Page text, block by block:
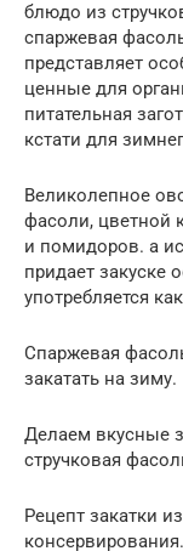
блюдо из
спаржевая
представляет
ценные для
питательная
кстати для
Великолепное
фасоли, цветной
и помидоров. а
придает закуске
употребляется
Спаржевая
закатать на зиму.
Делаем вкусные
стручковая
Рецепт закатки